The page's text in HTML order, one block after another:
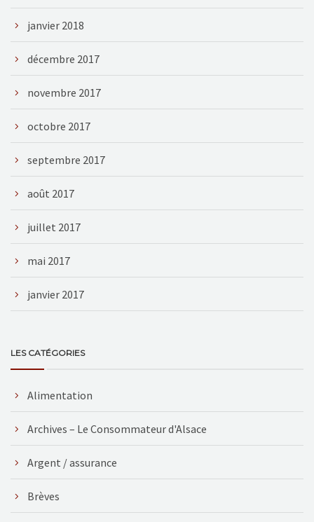
janvier 2018
décembre 2017
novembre 2017
octobre 2017
septembre 2017
août 2017
juillet 2017
mai 2017
janvier 2017
LES CATÉGORIES
Alimentation
Archives – Le Consommateur d'Alsace
Argent / assurance
Brèves